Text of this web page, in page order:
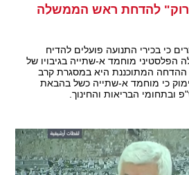
ירוק" להדחת ראש הממשלה
כי בכירי התנועה פועלים להדיח
מוחמד א-שתייה בגיבויו של
ההדחה המתוכננת היא במסגרת קרב
כי מוחמד א-שתייה כשל בהבאת
ובתחומי הבריאות והחינוך.